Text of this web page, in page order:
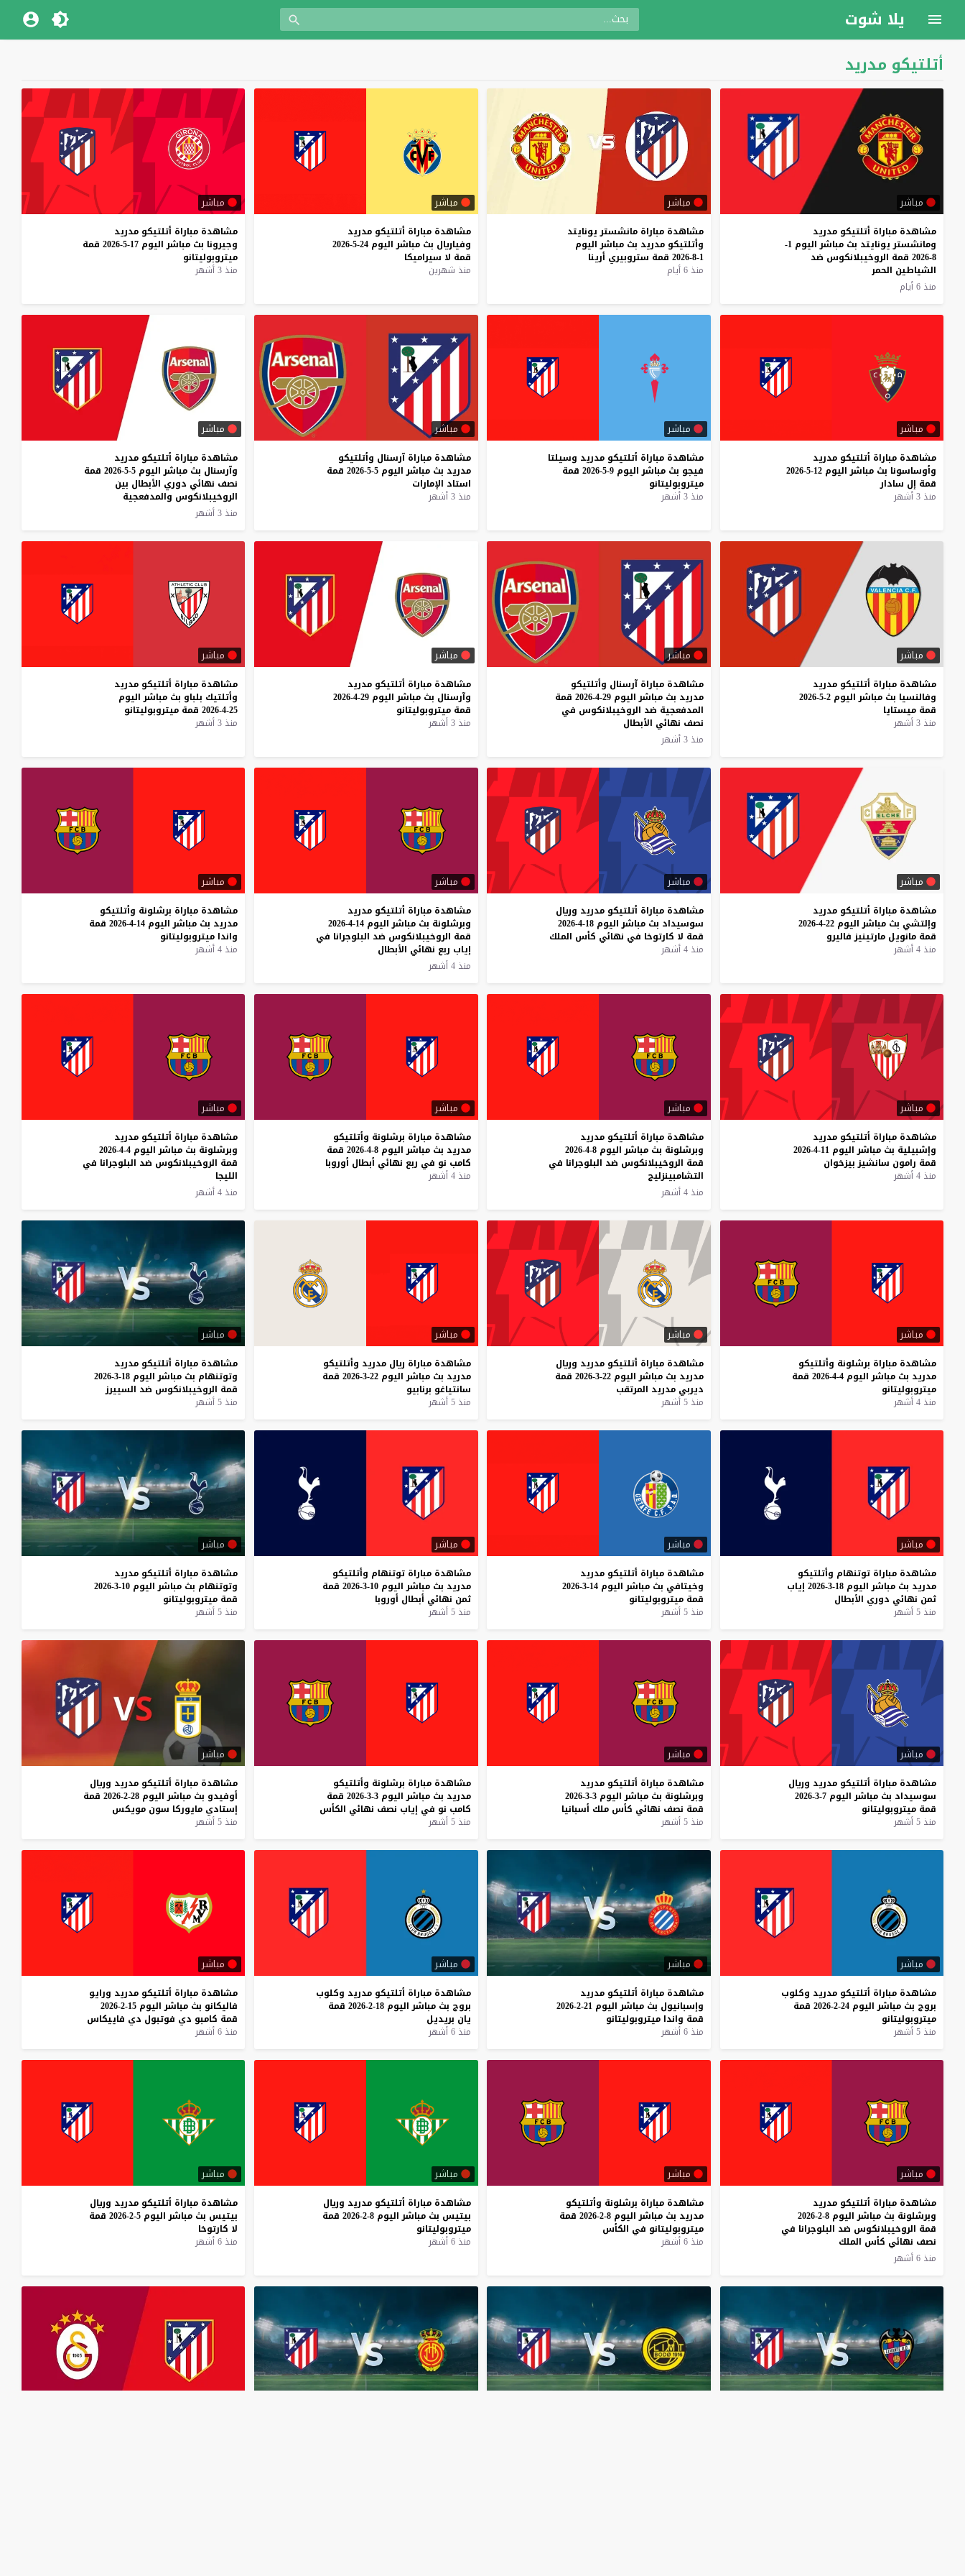
يلا شوت
أتلتيكو مدريد
مباشر
مشاهدة مباراة أتلتيكو مدريد
ومانشستر يونايتد بث مباشر اليوم 1-
8-2026 قمة الروخيبلانكوس ضد
الشياطين الحمر
منذ 6 أيام
مباشر
مشاهدة مباراة مانشستر يونايتد
وأتلتيكو مدريد بث مباشر اليوم
1-8-2026
قمة ستروبيري أرينا
منذ 6 أيام
مباشر
مشاهدة مباراة أتلتيكو مدريد
وفياريال بث مباشر اليوم 24-5-2026
قمة لا سيراميكا
منذ شهرين
مباشر
مشاهدة مباراة أتلتيكو مدريد
وجيرونا بث مباشر اليوم 17-5-2026
قمة
ميتروبوليتانو
منذ 3 أشهر
مباشر
مشاهدة مباراة أتلتيكو مدريد
وأوساسونا بث مباشر اليوم 12-5-2026
قمة إل سادار
منذ 3 أشهر
مباشر
مشاهدة مباراة أتلتيكو مدريد وسيلتا
فيجو بث مباشر اليوم 9-5-2026
قمة
ميتروبوليتانو
منذ 3 أشهر
مباشر
مشاهدة مباراة آرسنال وأتلتيكو
مدريد بث مباشر اليوم 5-5-2026
قمة
استاد الإمارات
منذ 3 أشهر
مباشر
مشاهدة مباراة أتلتيكو مدريد
وآرسنال بث مباشر اليوم 5-5-2026 قمة
نصف نهائي دوري الأبطال بين
الروخيبلانكوس والمدفعجية
منذ 3 أشهر
مباشر
مشاهدة مباراة أتلتيكو مدريد
وفالنسيا بث مباشر اليوم 2-5-2026
قمة ميستايا
منذ 3 أشهر
مباشر
مشاهدة مباراة آرسنال وأتلتيكو
مدريد بث مباشر اليوم 29-4-2026 قمة
المدفعجية ضد الروخيبلانكوس في
نصف نهائي الأبطال
منذ 3 أشهر
مباشر
مشاهدة مباراة أتلتيكو مدريد
وآرسنال بث مباشر اليوم 29-4-2026
قمة ميتروبوليتانو
منذ 3 أشهر
مباشر
مشاهدة مباراة أتلتيكو مدريد
وأتلتيك بلباو بث مباشر اليوم
25-4-2026
قمة ميتروبوليتانو
منذ 3 أشهر
مباشر
مشاهدة مباراة أتلتيكو مدريد
وإلتشي بث مباشر اليوم 22-4-2026
قمة مانويل مارتينيز فاليرو
منذ 4 أشهر
مباشر
مشاهدة مباراة أتلتيكو مدريد وريال
سوسيداد بث مباشر اليوم 18-4-2026
قمة لا كارتوخا في نهائي كأس الملك
منذ 4 أشهر
مباشر
مشاهدة مباراة أتلتيكو مدريد
وبرشلونة بث مباشر اليوم 14-4-2026
قمة الروخيبلانكوس ضد البلوجرانا في
إياب ربع نهائي الأبطال
منذ 4 أشهر
مباشر
مشاهدة مباراة برشلونة وأتلتيكو
مدريد بث مباشر اليوم 14-4-2026
قمة
واندا ميتروبوليتانو
منذ 4 أشهر
مباشر
مشاهدة مباراة أتلتيكو مدريد
وإشبيلية بث مباشر اليوم 11-4-2026
قمة رامون سانشيز بيزخوان
منذ 4 أشهر
مباشر
مشاهدة مباراة أتلتيكو مدريد
وبرشلونة بث مباشر اليوم 8-4-2026
قمة الروخيبلانكوس ضد البلوجرانا في
التشامبينزليج
منذ 4 أشهر
مباشر
مشاهدة مباراة برشلونة وأتلتيكو
مدريد بث مباشر اليوم 8-4-2026
قمة
كامب نو في ربع نهائي أبطال أوروبا
منذ 4 أشهر
مباشر
مشاهدة مباراة أتلتيكو مدريد
وبرشلونة بث مباشر اليوم 4-4-2026
قمة الروخيبلانكوس ضد البلوجرانا في
الليجا
منذ 4 أشهر
مباشر
مشاهدة مباراة برشلونة وأتلتيكو
مدريد بث مباشر اليوم 4-4-2026
قمة
ميتروبوليتانو
منذ 4 أشهر
مباشر
مشاهدة مباراة أتلتيكو مدريد وريال
مدريد بث مباشر اليوم 22-3-2026
قمة
ديربي مدريد المرتقب
منذ 5 أشهر
مباشر
مشاهدة مباراة ريال مدريد وأتلتيكو
مدريد بث مباشر اليوم 22-3-2026
قمة
سانتياغو برنابيو
منذ 5 أشهر
مباشر
مشاهدة مباراة أتلتيكو مدريد
وتوتنهام بث مباشر اليوم 18-3-2026
قمة الروخيبلانكوس ضد السييرز
منذ 5 أشهر
مباشر
مشاهدة مباراة توتنهام وأتلتيكو
مدريد بث مباشر اليوم 18-3-2026
إياب
ثمن نهائي دوري الأبطال
منذ 5 أشهر
مباشر
مشاهدة مباراة أتلتيكو مدريد
وخيتافي بث مباشر اليوم 14-3-2026
قمة ميتروبوليتانو
منذ 5 أشهر
مباشر
مشاهدة مباراة توتنهام وأتلتيكو
مدريد بث مباشر اليوم 10-3-2026
قمة
ثمن نهائي أبطال أوروبا
منذ 5 أشهر
مباشر
مشاهدة مباراة أتلتيكو مدريد
وتوتنهام بث مباشر اليوم 10-3-2026
قمة ميتروبوليتانو
منذ 5 أشهر
مباشر
مشاهدة مباراة أتلتيكو مدريد وريال
سوسيداد بث مباشر اليوم 7-3-2026
قمة ميتروبوليتانو
منذ 5 أشهر
مباشر
مشاهدة مباراة أتلتيكو مدريد
وبرشلونة بث مباشر اليوم 3-3-2026
قمة نصف نهائي كأس ملك أسبانيا
منذ 5 أشهر
مشاهدة مباراة برشلونة وأتلتيكو
مدريد بث مباشر اليوم 3-3-2026
قمة
كامب نو في إياب نصف نهائي الكأس
منذ 5 أشهر
مباشر
مشاهدة مباراة أتلتيكو مدريد وريال
أوفيدو بث مباشر اليوم 28-2-2026
قمة
إستادي مايوركا سون مويكس
منذ 5 أشهر
مباشر
مشاهدة مباراة أتلتيكو مدريد وكلوب
بروج بث مباشر اليوم 24-2-2026
قمة
ميتروبوليتانو
منذ 5 أشهر
مباشر
مشاهدة مباراة أتلتيكو مدريد
وإسبانيول بث مباشر اليوم 21-2-2026
قمة واندا ميتروبوليتانو
منذ 6 أشهر
مباشر
مشاهدة مباراة أتلتيكو مدريد وكلوب
بروج بث مباشر اليوم 18-2-2026
قمة
يان بريديل
منذ 6 أشهر
مباشر
مشاهدة مباراة أتلتيكو مدريد ورايو
فاليكانو بث مباشر اليوم 15-2-2026
قمة كامبو دي فوتبول دي فاييكاس
منذ 6 أشهر
مباشر
مشاهدة مباراة أتلتيكو مدريد
وبرشلونة بث مباشر اليوم 8-2-2026
قمة الروخيبلانكوس ضد البلوجرانا في
نصف نهائي كأس الملك
منذ 6 أشهر
مباشر
مشاهدة مباراة برشلونة وأتلتيكو
مدريد بث مباشر اليوم 8-2-2026
قمة
ميتروبوليتانو في الكأس
منذ 6 أشهر
مباشر
مشاهدة مباراة أتلتيكو مدريد وريال
بيتيس بث مباشر اليوم 8-2-2026
قمة
ميتروبوليتانو
منذ 6 أشهر
مباشر
مشاهدة مباراة أتلتيكو مدريد وريال
بيتيس بث مباشر اليوم 5-2-2026
قمة
لا كارتوخا
منذ 6 أشهر